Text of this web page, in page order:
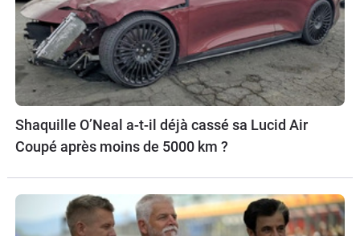
Shaquille O’Neal a-t-il déjà cassé sa Lucid Air
Coupé après moins de 5000 km ?